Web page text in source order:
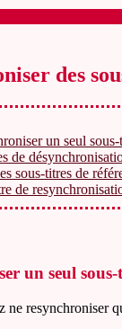
des
un seul
de
sous-titres de
de
un seul
ne resynchroniser